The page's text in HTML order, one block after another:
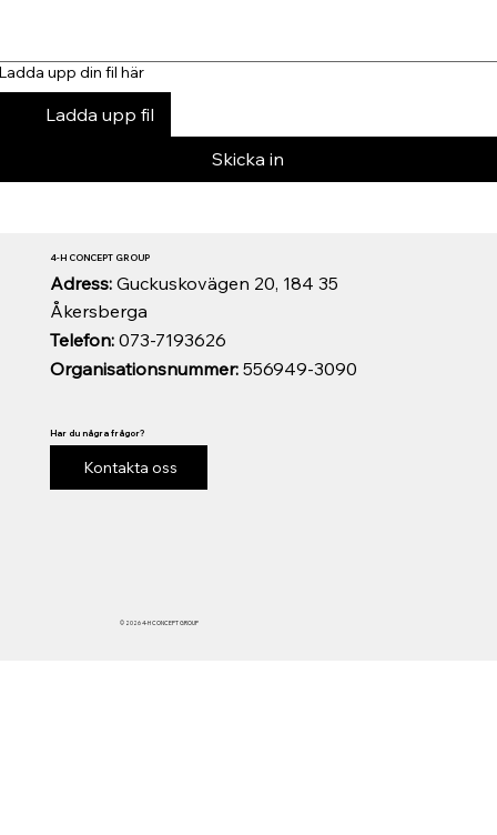
upp din fil här
Ladda upp fil
Skicka in
© 2026 4-H CONCEPT GROUP
Organisationsnummer:556949-3090
Telefon:073-7193626
Adress: Guckuskovägen 20, 184 35
Åkersberga
4-H CONCEPT GROUP
Har du några frågor?
Kontakta oss